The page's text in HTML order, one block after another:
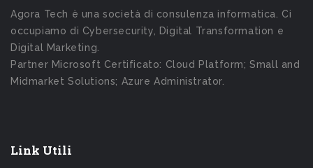
Agora Tech è una società di consulenza informatica. Ci
occupiamo di Cybersecurity, Digital Transformation e
Digital Marketing.
Partner Microsoft Certificato: Cloud Platform; Small and
Midmarket Solutions; Azure Administrator.
Link Utili